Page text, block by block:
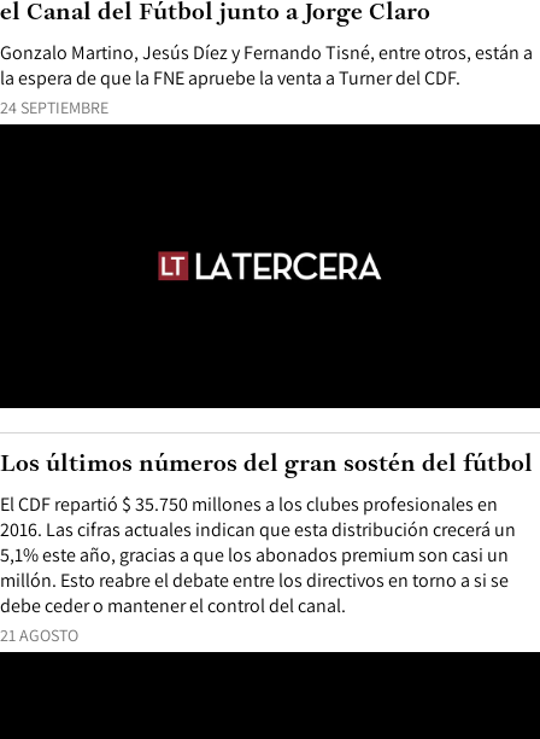
24 SEPTIEMBRE
Gonzalo Martino, Jesús Díez y Fernando Tisné, entre otros, están a
la espera de que la FNE apruebe la venta a Turner del CDF.
el Canal del Fútbol junto a Jorge Claro
21 AGOSTO
El CDF repartió $ 35.750 millones a los clubes profesionales en
2016. Las cifras actuales indican que esta distribución crecerá un
5,1% este año, gracias a que los abonados premium son casi un
millón. Esto reabre el debate entre los directivos en torno a si se
debe ceder o mantener el control del canal.
Los últimos números del gran sostén del fútbol